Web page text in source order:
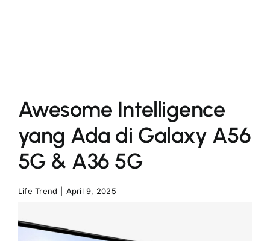
Awesome Intelligence
yang Ada di Galaxy A56
5G & A36 5G
Life Trend April 9, 2025